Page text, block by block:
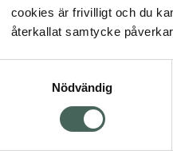
cookies är frivilligt och du
återkallat samtycke
Nödvändig